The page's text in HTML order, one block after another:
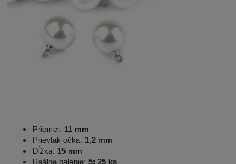
Priemer: 11 mm
Prievlak očka: 1,2 mm
Dĺžka: 15 mm
Reálne balenie: 5; 25 ks